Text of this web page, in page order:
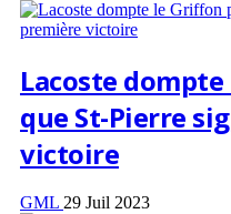
Lacoste
que St-Pierre
victoire
GML 29 Juil 2023